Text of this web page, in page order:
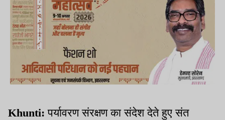
Khunti:पर्यावरण संरक्षण का संदेश देते हुए संत